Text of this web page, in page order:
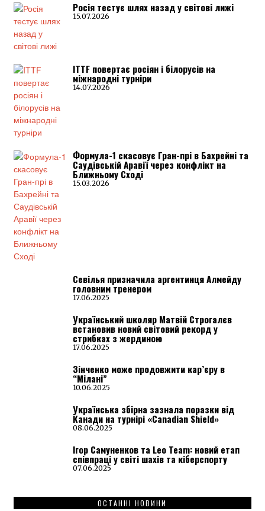
Росія тестує шлях назад у світові лижі
15.07.2026
ITTF повертає росіян і білорусів на
міжнародні турніри
14.07.2026
Формула-1 скасовує Гран-прі в Бахрейні та
Саудівській Аравії через конфлікт на
Ближньому Сході
15.03.2026
Севілья призначила аргентинця Алмейду
головним тренером
17.06.2025
Український школяр Матвій Строгалєв
встановив новий світовий рекорд у
стрибках з жердиною
17.06.2025
Зінченко може продовжити кар’єру в
“Мілані”
10.06.2025
Українська збірна зазнала поразки від
Канади на турнірі «Canadian Shield»
08.06.2025
Ігор Самуненков та Leo Team: новий етап
співпраці у світі шахів та кіберспорту
07.06.2025
ОСТАННІ НОВИНИ